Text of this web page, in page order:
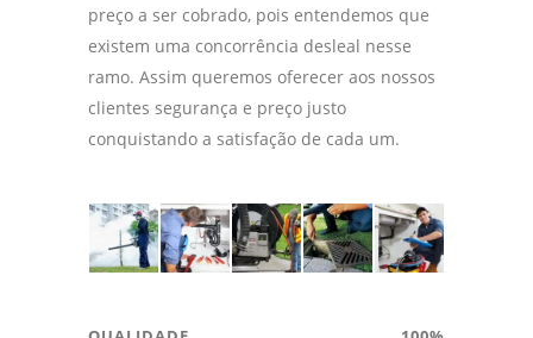
preço a ser cobrado, pois entendemos que
existem uma concorrência desleal nesse
ramo. Assim queremos oferecer aos nossos
clientes segurança e preço justo
conquistando a satisfação de cada um.